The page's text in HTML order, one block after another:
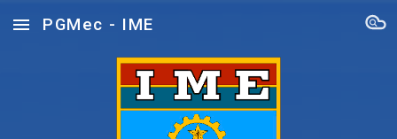
Skip to main content Skip to navigation
PGMec - IME